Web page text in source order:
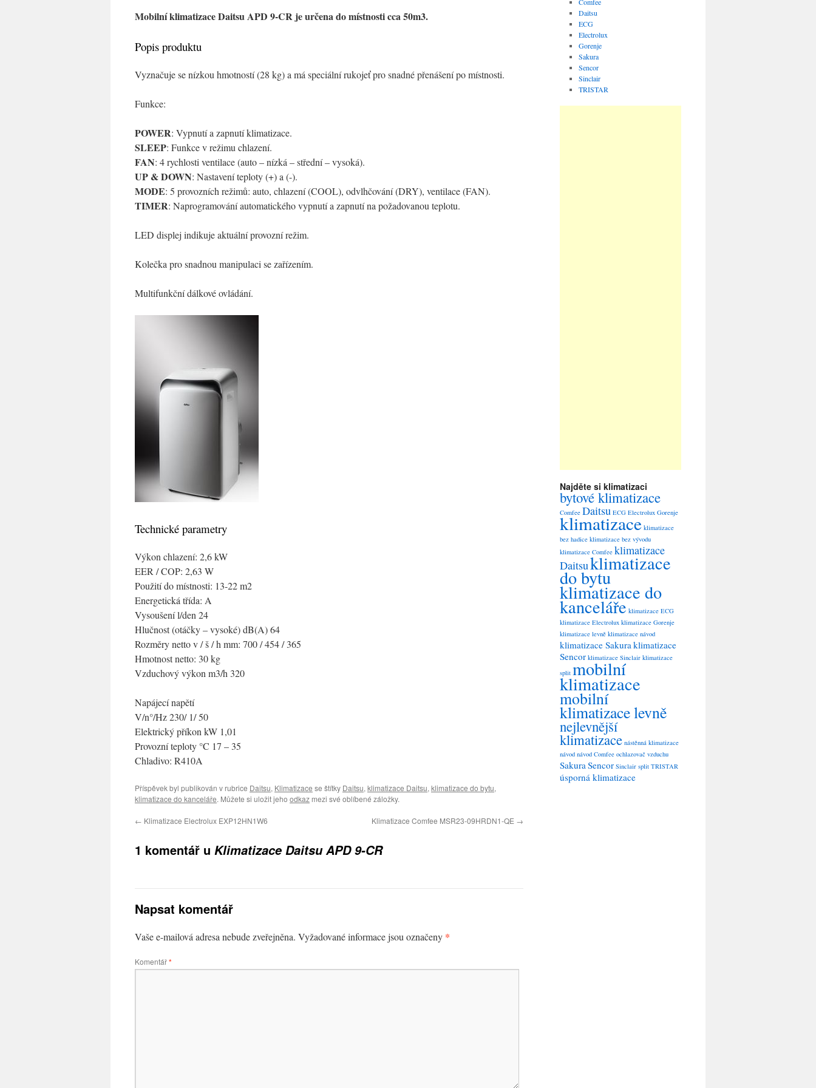
Mobilní klimatizace Daitsu APD 9-CR je určena do místnosti cca 50m3.
Popis produktu
Vyznačuje se nízkou hmotností (28 kg) a má speciální rukojeť pro snadné přenášení po místnosti.
Funkce:
POWER: Vypnutí a zapnutí klimatizace.
SLEEP: Funkce v režimu chlazení.
FAN: 4 rychlosti ventilace (auto – nízká – střední – vysoká).
UP & DOWN: Nastavení teploty (+) a (-).
MODE: 5 provozních režimů: auto, chlazení (COOL), odvlhčování (DRY), ventilace (FAN).
TIMER: Naprogramování automatického vypnutí a zapnutí na požadovanou teplotu.
LED displej indikuje aktuální provozní režim.
Kolečka pro snadnou manipulaci se zařízením.
Multifunkční dálkové ovládání.
Technické parametry
Výkon chlazení: 2,6 kW
EER / COP: 2,63 W
Použití do místnosti: 13-22 m2
Energetická třída: A
Vysoušení l/den 24
Hlučnost (otáčky – vysoké) dB(A) 64
Rozměry netto v / š / h mm: 700 / 454 / 365
Hmotnost netto: 30 kg
Vzduchový výkon m3/h 320
Napájecí napětí
V/n°/Hz 230/ 1/ 50
Elektrický příkon kW 1,01
Provozní teploty °C 17 – 35
Chladivo: R410A
Příspěvek byl publikován v rubrice Daitsu, Klimatizace se štítky Daitsu, klimatizace Daitsu, klimatizace do bytu,
klimatizace do kanceláře. Můžete si uložit jeho odkaz mezi své oblíbené záložky.
← Klimatizace Electrolux EXP12HN1W6 Klimatizace Comfee MSR23-09HRDN1-QE →
1 komentář u Klimatizace Daitsu APD 9-CR
Napsat komentář
Vaše e-mailová adresa nebude zveřejněna. Vyžadované informace jsou označeny *
Komentář*
Daitsu
ECG
Electrolux
Gorenje
Sakura
Sencor
Sinclair
TRISTAR
Najděte si klimatizaci
bytové klimatizace
Comfee Daitsu ECG Electrolux Gorenje
klimatizace klimatizace
bez hadice klimatizace bez vývodu
klimatizace Comfee klimatizace
Daitsuklimatizace
do bytu
klimatizace do
kanceláře klimatizace ECG
klimatizace Electrolux klimatizace Gorenje
klimatizace levně klimatizace návod
klimatizace Sakuraklimatizace
Sencor klimatizace Sinclair klimatizace
split mobilní
klimatizace
mobilní
klimatizace levně
nejlevnější
klimatizace nástěnná klimatizace
návod návod Comfee ochlazovač vzduchu
SakuraSencor Sinclair split TRISTAR
úsporná klimatizace